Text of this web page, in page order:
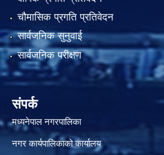
चौमासिक प्रगति प्रतिवेदन
सार्वजनिक सुनुवाई
सार्वजनिक परीक्षण
संपर्क
मध्यनेपाल नगरपालिका
नगर कार्यपालिकाको कार्यालय